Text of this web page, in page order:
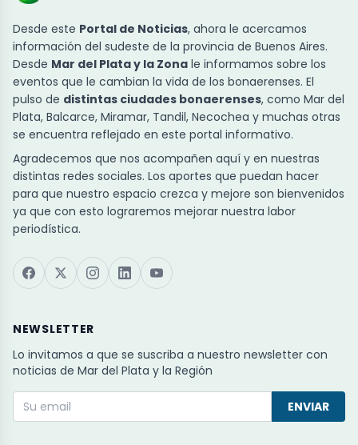
Desde este Portal de Noticias, ahora le acercamos
información del sudeste de la provincia de Buenos Aires.
Desde Mar del Plata y la Zona le informamos sobre los
eventos que le cambian la vida de los bonaerenses. El
pulso de distintas ciudades bonaerenses, como Mar del
Plata, Balcarce, Miramar, Tandil, Necochea y muchas otras
se encuentra reflejado en este portal informativo.
Agradecemos que nos acompañen aquí y en nuestras
distintas redes sociales. Los aportes que puedan hacer
para que nuestro espacio crezca y mejore son bienvenidos
ya que con esto lograremos mejorar nuestra labor
periodística.
NEWSLETTER
Lo invitamos a que se suscriba a nuestro newsletter con
noticias de Mar del Plata y la Región
ENVIAR